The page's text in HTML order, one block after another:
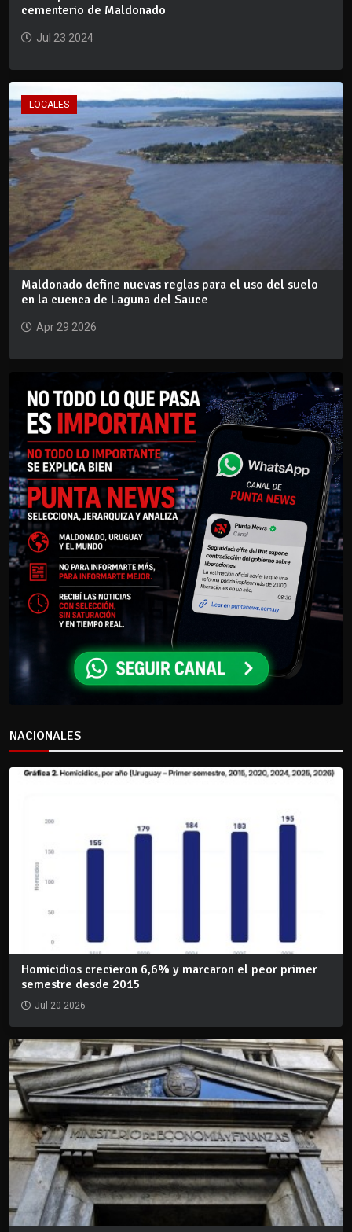
cementerio de Maldonado
Jul 23 2024
LOCALES
Maldonado define nuevas reglas para el uso del suelo
en la cuenca de Laguna del Sauce
Apr 29 2026
NACIONALES
Homicidios crecieron 6,6% y marcaron el peor primer
semestre desde 2015
Jul 20 2026